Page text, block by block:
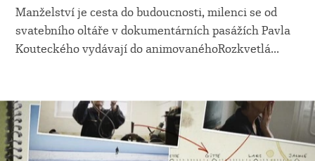
Manželství je cesta do budoucnosti, milenci se od
svatebního oltáře v dokumentárních pasážích Pavla
Kouteckého vydávají do animovanéhoRozkvetlá...